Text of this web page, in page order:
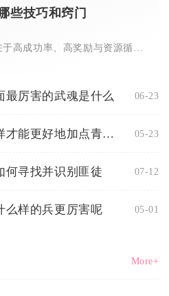
些技巧和窍门
派驻全民奇迹精灵的核心在于高成功率、高奖励与资源循环，关键技...
最厉害的武魂是什么 06-23
诛仙手游怎样才能更好地加点青云技能点 05-23
何寻找并识别匪徒 07-12
么样的兵更厉害呢 05-01
More+